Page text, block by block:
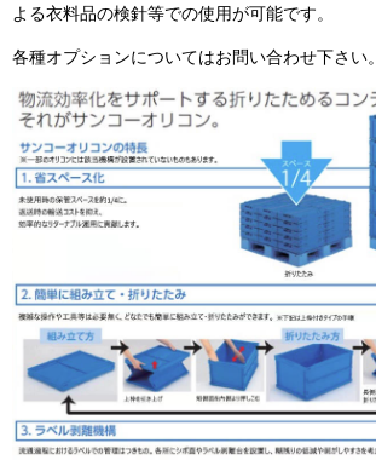
よる衣料品の検針等での使用が可能です。
各種オプションについてはお問い合わせ下さい。